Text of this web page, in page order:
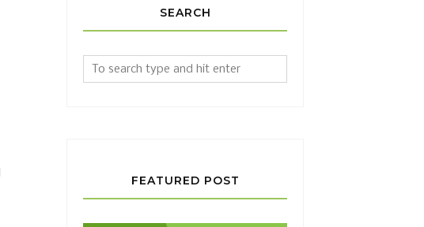
SEARCH
FEATURED POST